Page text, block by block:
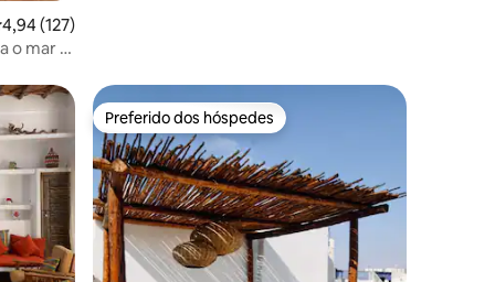
de uma avaliação média de 5, 127 avaliações
4,94 (127)
o mar e
hóspedes Preferido dos hóspedes
Preferido dos hóspedes